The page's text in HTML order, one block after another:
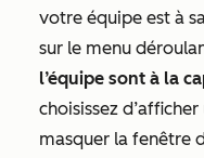
votre équipe est à
sur le menu
l’équipe sont à la
choisissez
masquer la fenêtre